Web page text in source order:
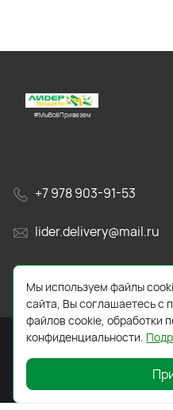
#МыВсёПривезем
+7 978 903-91-53
lider.delivery@mail.ru
просп. Генерала
2026 © Все права
Мы используем файлы
сайта, Вы соглашаетесь с
файлов cookie, обработки
конфиденциальности.